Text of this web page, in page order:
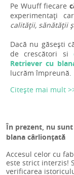
Pe Wuuff fiecare
experimentați
calității, sănătății
Dacă nu găsești
de crescători si
Retriever cu
lucrăm împreună.
Citește mai mult
În prezent, nu
blana cârlionțată
Accesul celor cu
este strict interzis!
verificarea